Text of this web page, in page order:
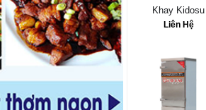
Khay Kidosu
Liên Hệ